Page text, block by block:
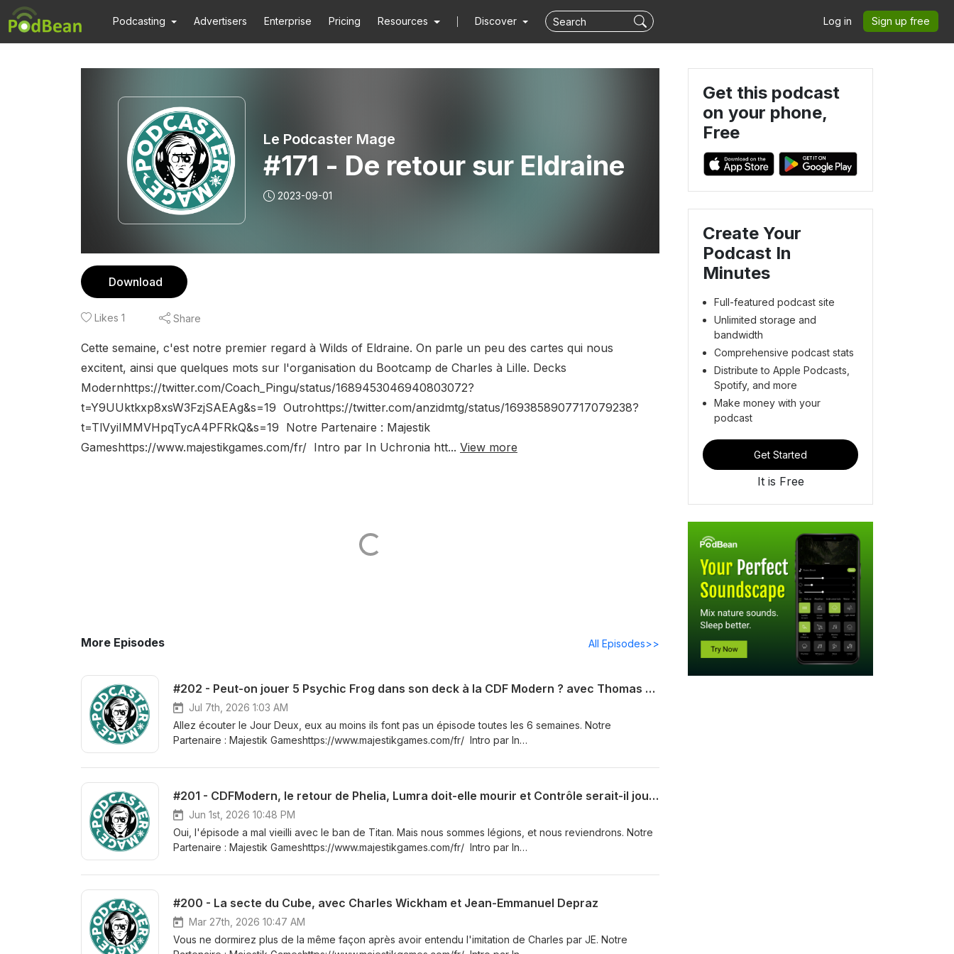
Podcasting Advertisers Enterprise Pricing Resources Discover Log in Sign up free
Le Podcaster Mage
#171 - De retour sur Eldraine
2023-09-01
Download
Likes 1 Share
Cette semaine, c'est notre premier regard à Wilds of Eldraine. On parle un peu des cartes qui nous
excitent, ainsi que quelques mots sur l'organisation du Bootcamp de Charles à Lille. Decks
Modernhttps://twitter.com/Coach_Pingu/status/1689453046940803072?
t=Y9UUktkxp8xsW3FzjSAEAg&s=19 Outrohttps://twitter.com/anzidmtg/status/1693858907717079238?
t=TlVyiIMMVHpqTycA4PFRkQ&s=19 Notre Partenaire : Majestik
Gameshttps://www.majestikgames.com/fr/ Intro par In Uchronia htt... View more
More Episodes All Episodes>>
#202 - Peut-on jouer 5 Psychic Frog dans son deck à la CDF Modern ? avec Thomas Mechin et Charles Wickham
Jul 7th, 2026 1:03 AM
Allez écouter le Jour Deux, eux au moins ils font pas un épisode toutes les 6 semaines. Notre
Partenaire : Majestik Gameshttps://www.majestikgames.com/fr/ Intro par In
Bandit https://twitter.com/BanditMTG1 Rejoignez notre discord ! https://discord.gg/VtwSyy9 Twitters
https://x.com/IGVRaven Twitchs : Théau : https://www.twitch.tv/inoveletux Charles
: https://www.twitch.tv/wickedfridge
#201 - CDFModern, le retour de Phelia, Lumra doit-elle mourir et Contrôle serait-il jouable en Standard ?
Jun 1st, 2026 10:48 PM
Oui, l'épisode a mal vieilli avec le ban de Titan. Mais nous sommes légions, et nous reviendrons. Notre
Partenaire : Majestik Gameshttps://www.majestikgames.com/fr/ Intro par In
Bandit https://twitter.com/BanditMTG1 Rejoignez notre discord ! https://discord.gg/VtwSyy9 Twitters
https://x.com/IGVRaven Twitchs : Théau : https://www.twitch.tv/inoveletux Charles
: https://www.twitch.tv/wickedfridge
#200 - La secte du Cube, avec Charles Wickham et Jean-Emmanuel Depraz
Mar 27th, 2026 10:47 AM
Vous ne dormirez plus de la même façon après avoir entendu l'imitation de Charles par JE. Notre
Get this podcast
on your phone,
Free
Create Your
Podcast In
Minutes
Full-featured podcast site
Unlimited storage and
bandwidth
Comprehensive podcast stats
Distribute to Apple Podcasts,
Spotify, and more
Make money with your
podcast
Get Started
It is Free